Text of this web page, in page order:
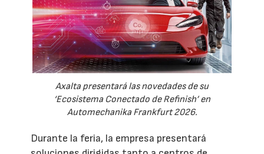
Axalta presentará las novedades de su
‘Ecosistema Conectado de Refinish’ en
Automechanika Frankfurt 2026.
Durante la feria, la empresa presentará